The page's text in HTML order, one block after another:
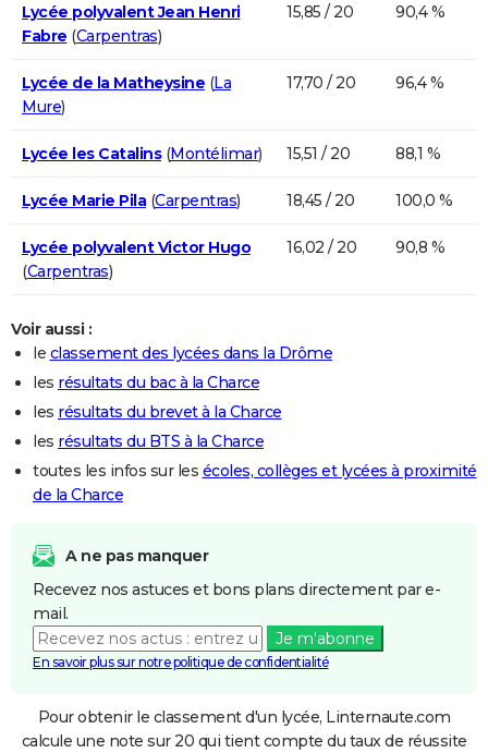
Lycée polyvalent Jean Henri
Fabre (Carpentras)
15,85 / 20 90,4 %
Lycée de la Matheysine (La
Mure)
17,70 / 20 96,4 %
Lycée les Catalins(Montélimar) 15,51 / 20 88,1 %
Lycée Marie Pila(Carpentras) 18,45 / 20 100,0 %
Lycée polyvalent Victor Hugo
(Carpentras)
16,02 / 20 90,8 %
Voir aussi :
le classement des lycées dans la Drôme
les résultats du bac à la Charce
les résultats du brevet à la Charce
les résultats du BTS à la Charce
toutes les infos sur les écoles, collèges et lycées à proximité
de la Charce
A ne pas manquer
Recevez nos astuces et bons plans directement par e-
mail.
Je m'abonne
En savoir plus sur notre politique de confidentialité
Pour obtenir le classement d'un lycée, Linternaute.com
calcule une note sur 20 qui tient compte du taux de réussite